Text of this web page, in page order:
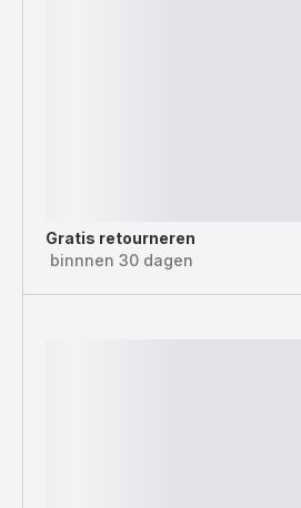
Gratis retourneren
binnnen 30 dagen